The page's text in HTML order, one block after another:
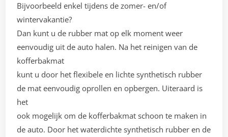
Bijvoorbeeld enkel tijdens de zomer- en/of
wintervakantie?
Dan kunt u de rubber mat op elk moment weer
eenvoudig uit de auto halen. Na het reinigen van de
kofferbakmat
kunt u door het flexibele en lichte synthetisch rubber
de mat eenvoudig oprollen en opbergen. Uiteraard is
het
ook mogelijk om de kofferbakmat schoon te maken in
de auto. Door het waterdichte synthetisch rubber en de